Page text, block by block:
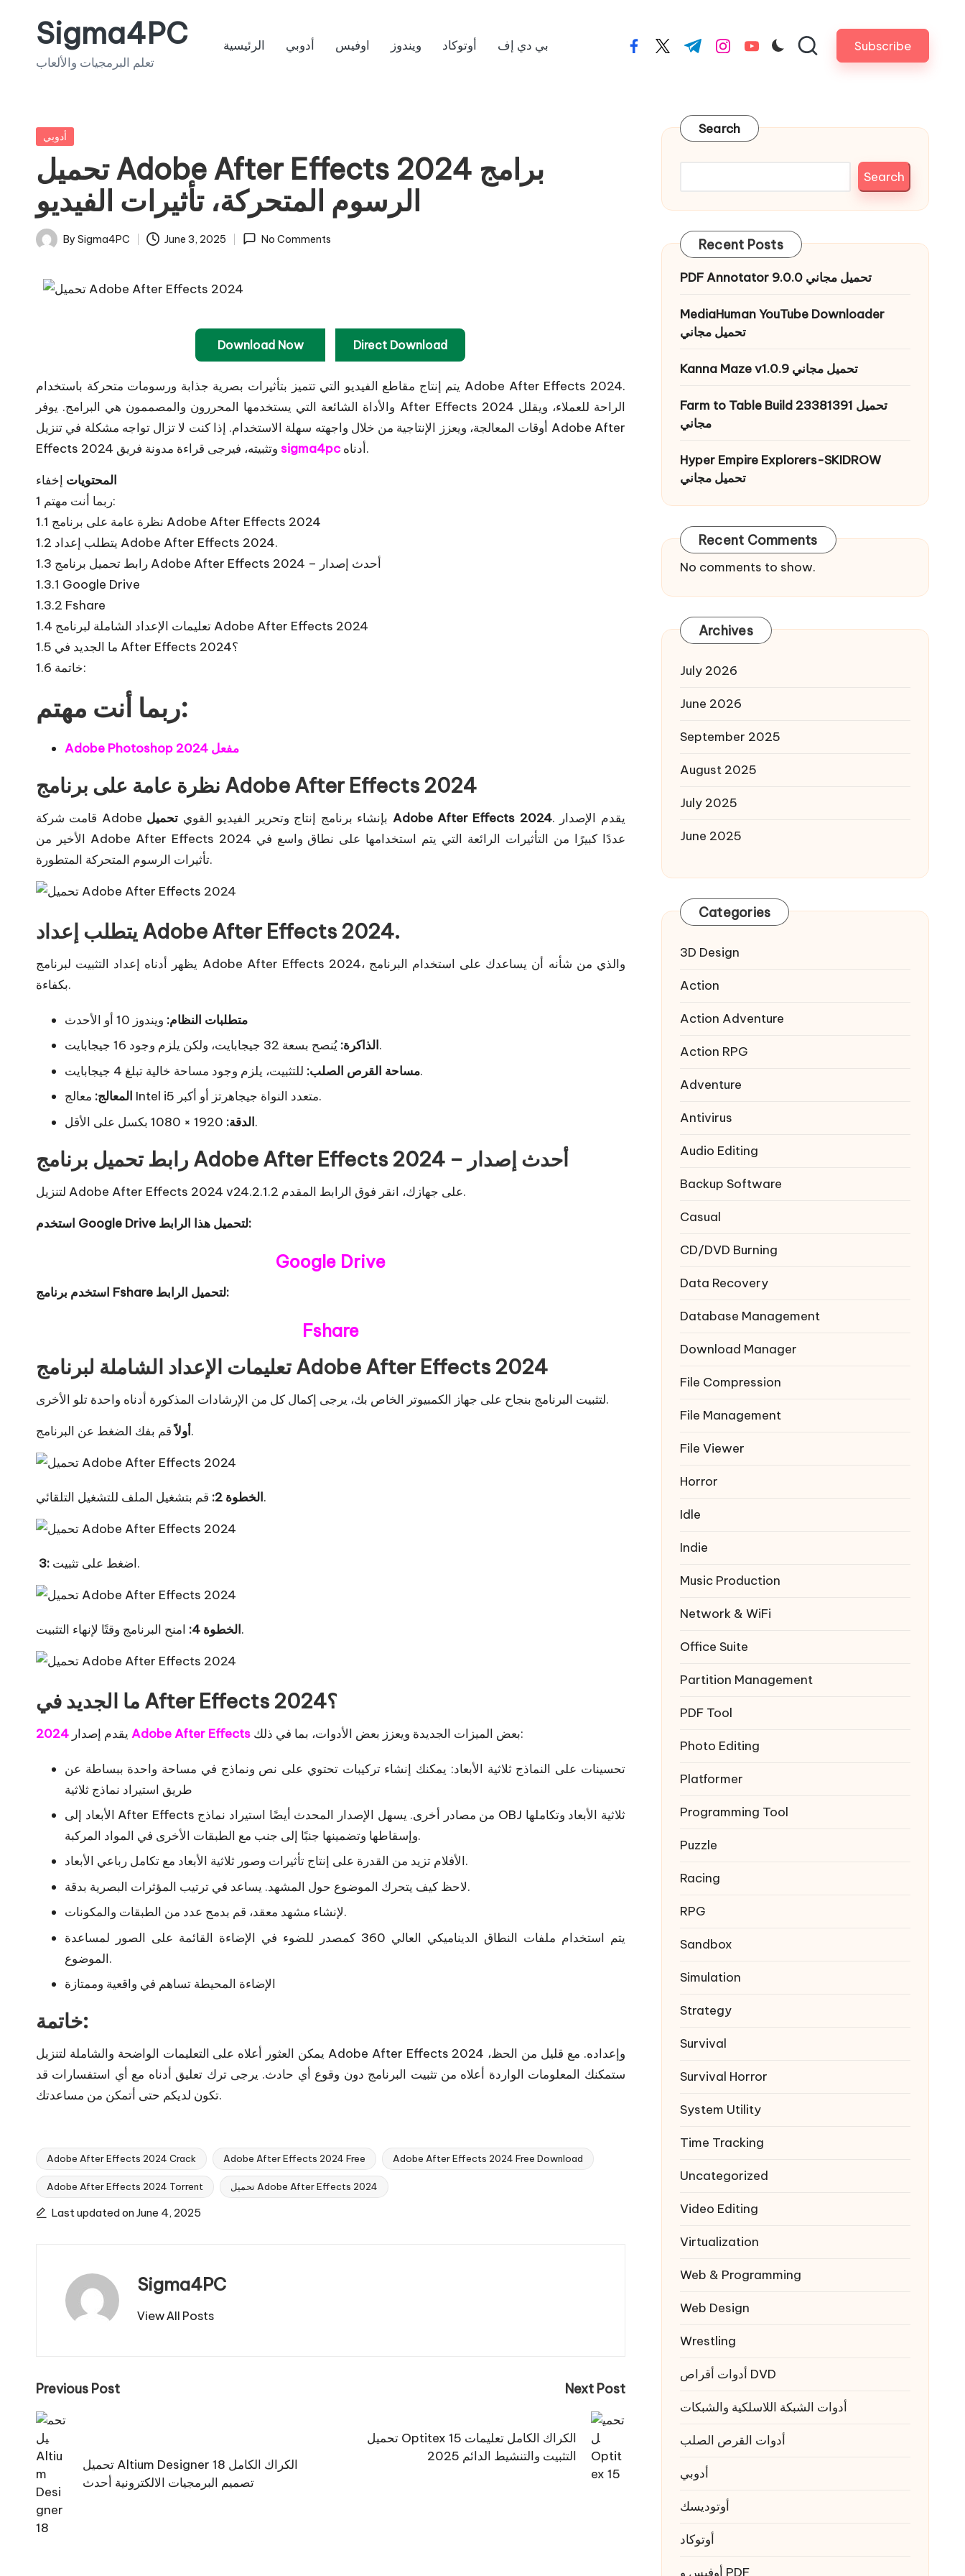
Sigma4PC
تعلم البرمجيات والألعاب
الرئيسية أدوبي اوفيس ويندوز أوتوكاد بي دي إف facebook.com
twitter.com
t.me instagram.com
youtube.com Subscribe
Posted
أدوبي
تحميل Adobe After Effects 2024 برامج
الرسوم المتحركة، تأثيرات الفيديو
Posted
By Sigma4PC June 3, 2025 No Comments
Download Now Direct Download
يتم إنتاج مقاطع الفيديو التي تتميز بتأثيرات بصرية جذابة ورسومات متحركة باستخدام Adobe After Effects 2024.
والأداة الشائعة التي يستخدمها المحررون والمصممون هي البرامج. يوفر After Effects 2024 الراحة للعملاء، ويقلل
أوقات المعالجة، ويعزز الإنتاجية من خلال واجهته سهلة الاستخدام. إذا كنت لا تزال تواجه مشكلة في تنزيل Adobe After
sigma4pc
أدناه.
المحتويات إخفاء
1
ربما أنت مهتم:
1.1
نظرة عامة على برنامج Adobe After Effects 2024
1.2
يتطلب إعداد Adobe After Effects 2024.
1.3
رابط تحميل برنامج Adobe After Effects 2024 – أحدث إصدار
1.3.1 Google Drive
1.3.2 Fshare
1.4
تعليمات الإعداد الشاملة لبرنامج Adobe After Effects 2024
1.5
ما الجديد في After Effects 2024؟
1.6
خاتمة:
ربما أنت مهتم:
Adobe Photoshop 2024 مفعل
نظرة عامة على برنامج Adobe After Effects 2024
قامت شركة Adobe بإنشاء برنامج إنتاج وتحرير الفيديو القوي تحميل Adobe After Effects 2024. يقدم الإصدار
الأخير من Adobe After Effects 2024 عددًا كبيرًا من التأثيرات الرائعة التي يتم استخدامها على نطاق واسع في
تأثيرات الرسوم المتحركة المتطورة.
يتطلب إعداد Adobe After Effects 2024.
يظهر أدناه إعداد التثبيت لبرنامج Adobe After Effects 2024، والذي من شأنه أن يساعدك على استخدام البرنامج
بكفاءة.
متطلبات النظام: ويندوز 10 أو الأحدث
الذاكرة:يُنصح بسعة 32 جيجابايت، ولكن يلزم وجود 16 جيجابايت.
مساحة القرص الصلب:للتثبيت، يلزم وجود مساحة خالية تبلغ 4 جيجابايت.
المعالج:
معالج Intel i5 متعدد النواة جيجاهرتز أو أكبر.
الدقة:1920 × 1080 بكسل على الأقل.
رابط تحميل برنامج Adobe After Effects 2024 – أحدث إصدار
لتنزيل Adobe After Effects 2024 v24.2.1.2 على جهازك، انقر فوق الرابط المقدم.
استخدم Google Drive لتحميل هذا الرابط:
Google Drive
استخدم برنامج Fshare لتحميل الرابط:
Fshare
تعليمات الإعداد الشاملة لبرنامج Adobe After Effects 2024
لتثبيت البرنامج بنجاح على جهاز الكمبيوتر الخاص بك، يرجى إكمال كل من الإرشادات المذكورة أدناه واحدة تلو الأخرى.
أولاًقم بفك الضغط عن البرنامج.
الخطوة 2:قم بتشغيل الملف للتشغيل التلقائي.
3: اضغط على تثبيت.
الخطوة 4:امنح البرنامج وقتًا لإنهاء التثبيت.
ما الجديد في After Effects 2024؟
يقدم إصدار 2024 Adobe After Effects بعض الميزات الجديدة ويعزز بعض الأدوات، بما في ذلك:
تحسينات على النماذج ثلاثية الأبعاد: يمكنك إنشاء تركيبات تحتوي على نص ونماذج في مساحة واحدة ببساطة عن
طريق استيراد نماذج ثلاثية
الأبعاد إلى After Effects من مصادر أخرى. يسهل الإصدار المحدث أيضًا استيراد نماذج OBJ ثلاثية الأبعاد وتكاملها
وإسقاطها وتضمينها جنبًا إلى جنب مع الطبقات الأخرى في المواد المركبة.
الأفلام تزيد من القدرة على إنتاج تأثيرات وصور ثلاثية الأبعاد مع تكامل رباعي الأبعاد.
لاحظ كيف يتحرك الموضوع حول المشهد. يساعد في ترتيب المؤثرات البصرية بدقة.
لإنشاء مشهد معقد، قم بدمج عدد من الطبقات والمكونات.
يتم استخدام ملفات النطاق الديناميكي العالي 360 كمصدر للضوء في الإضاءة القائمة على الصور لمساعدة
الموضوع.
الإضاءة المحيطة تساهم في واقعية وممتازة
خاتمة:
يمكن العثور أعلاه على التعليمات الواضحة والشاملة لتنزيل Adobe After Effects 2024 وإعداده. مع قليل من الحظ،
ستمكنك المعلومات الواردة أعلاه من تثبيت البرنامج دون وقوع أي حادث. يرجى ترك تعليق أدناه مع أي استفسارات قد
تكون لديكم حتى أتمكن من مساعدتك.
Tags:
Adobe After Effects 2024 Crack Adobe After Effects 2024 Free Adobe After Effects 2024 Free Download
Adobe After Effects 2024 Torrent تحميل Adobe After Effects 2024
Last updated on June 4, 2025
Sigma4PC
View All Posts
Post
navigation
Previous Post
تحميل Altium Designer 18 الكراك الكامل
تصميم البرمجيات الالكترونية أحدث
Next Post
تحميل Optitex 15 الكراك الكامل تعليمات
التثبيت والتنشيط الدائم 2025
Search
Search
Recent Posts
PDF Annotator 9.0.0 تحميل مجاني
MediaHuman YouTube Downloader
تحميل مجاني
Kanna Maze v1.0.9 تحميل مجاني
Farm to Table Build 23381391 تحميل
مجاني
Hyper Empire Explorers-SKIDROW
تحميل مجاني
Recent Comments
No comments to show.
Archives
July 2026
June 2026
September 2025
August 2025
July 2025
June 2025
Categories
3D Design
Action
Action Adventure
Action RPG
Adventure
Antivirus
Audio Editing
Backup Software
Casual
CD/DVD Burning
Data Recovery
Database Management
Download Manager
File Compression
File Management
File Viewer
Horror
Idle
Indie
Music Production
Network & WiFi
Office Suite
Partition Management
PDF Tool
Photo Editing
Platformer
Programming Tool
Puzzle
Racing
RPG
Sandbox
Simulation
Strategy
Survival
Survival Horror
System Utility
Time Tracking
Uncategorized
Video Editing
Virtualization
Web & Programming
Web Design
Wrestling
أدوات أقراص DVD
أدوات الشبكة اللاسلكية والشبكات
أدوات القرص الصلب
أدوبي
أوتوديسك
أوتوكاد
أوفيس و PDF